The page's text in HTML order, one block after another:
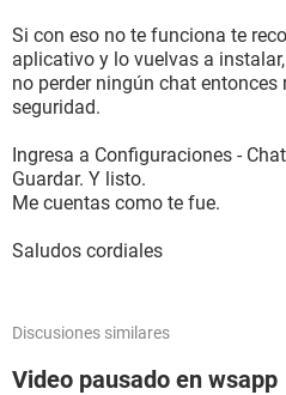
Si con eso no te funciona te
aplicativo y lo vuelvas a
no perder ningún chat
seguridad.
Ingresa a Configuraciones -
Guardar. Y listo.
Me cuentas como te fue.
Saludos cordiales
Discusiones similares
Video pausado en wsapp